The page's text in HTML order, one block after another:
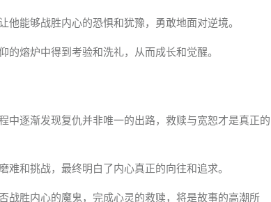
能够战胜内心的恐惧和犹豫，勇敢地面对逆境。
熔炉中得到考验和洗礼，从而成长和觉醒。
中逐渐发现复仇并非唯一的出路，救赎与宽恕才是真正的
和挑战，最终明白了内心真正的向往和追求。
战胜内心的魔鬼，完成心灵的救赎，将是故事的高潮所